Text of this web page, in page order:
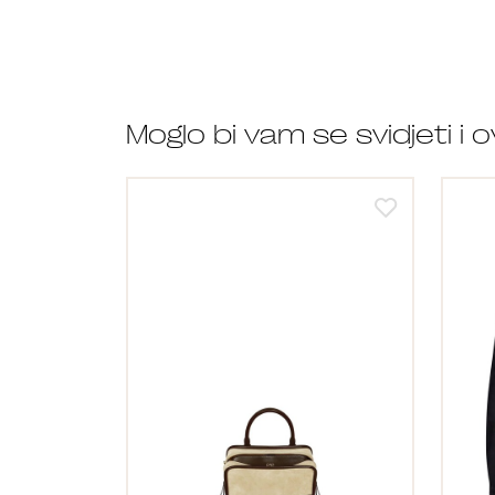
Moglo bi vam se svidjeti i